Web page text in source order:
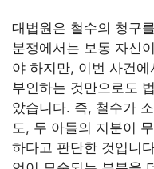
대법원은 철수의 청구
분쟁에서는 보통 자신
야 하지만, 이번 사건
부인하는 것만으로도
았습니다. 즉, 철수가
도, 두 아들의 지분이
하다고 판단한 것입니